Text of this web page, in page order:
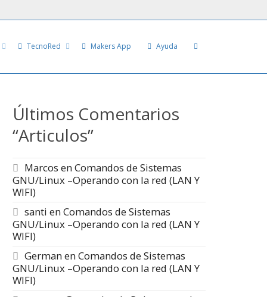
TecnoRed Makers App Ayuda
Últimos Comentarios
“Articulos”
Marcos enComandos de Sistemas
GNU/Linux –Operando con la red (LAN Y
WIFI)
santi enComandos de Sistemas
GNU/Linux –Operando con la red (LAN Y
WIFI)
GermanenComandos de Sistemas
GNU/Linux –Operando con la red (LAN Y
WIFI)